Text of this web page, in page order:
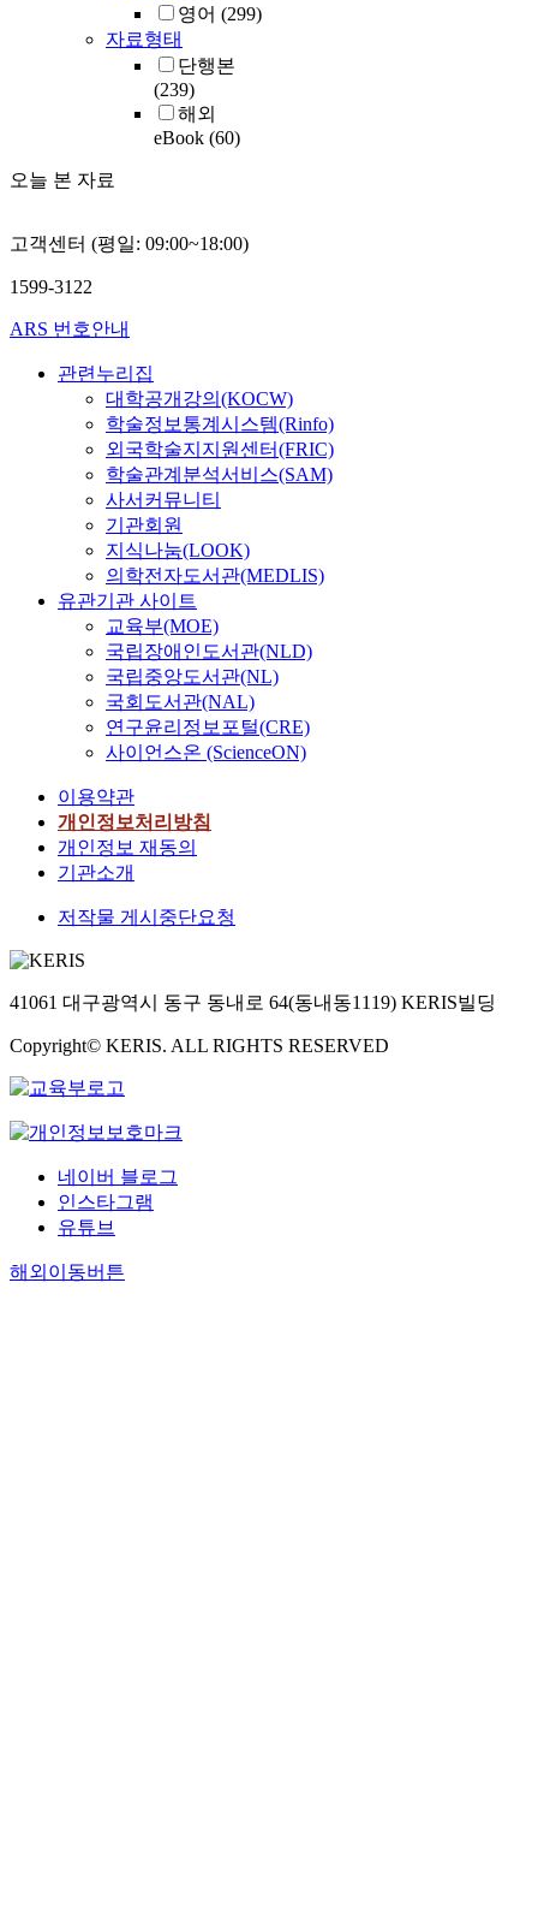
영어 (299)
자료형태
단행본
(239)
해외
eBook (60)
오늘 본 자료
고객센터 (평일: 09:00~18:00)
1599-3122
ARS 번호안내
관련누리집
대학공개강의(KOCW)
학술정보통계시스템(Rinfo)
외국학술지지원센터(FRIC)
학술관계분석서비스(SAM)
사서커뮤니티
기관회원
지식나눔(LOOK)
의학전자도서관(MEDLIS)
유관기관 사이트
교육부(MOE)
국립장애인도서관(NLD)
국립중앙도서관(NL)
국회도서관(NAL)
연구윤리정보포털(CRE)
사이언스온 (ScienceON)
이용약관
개인정보처리방침
개인정보 재동의
기관소개
저작물 게시중단요청
41061 대구광역시 동구 동내로 64(동내동1119) KERIS빌딩
Copyright© KERIS. ALL RIGHTS RESERVED
네이버 블로그
인스타그램
유튜브
해외이동버튼